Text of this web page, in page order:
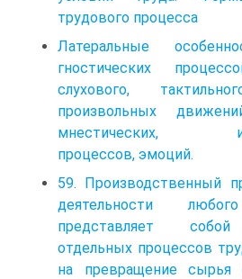
трудового процесса
Латеральные
гностических
слухового,
произвольных
мнестических,
процессов, эмоций.
59. Производственный
деятельности
представляет собой
отдельных процессов
на превращение сырья